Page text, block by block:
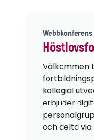
Webbkonferens
Välkommen
kollegial
erbjuder
och delta via